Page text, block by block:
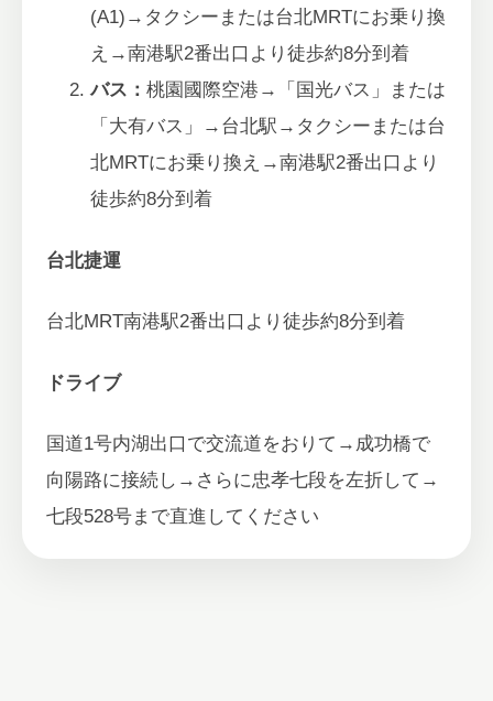
(A1)→タクシーまたは台北MRTにお乗り換
え→南港駅2番出口より徒歩約8分到着
バス： 桃園國際空港→「国光バス」または
「大有バス」→台北駅→タクシーまたは台
北MRTにお乗り換え→南港駅2番出口より
徒歩約8分到着
台北捷運
台北MRT南港駅2番出口より徒歩約8分到着
ドライブ
国道1号内湖出口で交流道をおりて→成功橋で
向陽路に接続し→さらに忠孝七段を左折して→
七段528号まで直進してください